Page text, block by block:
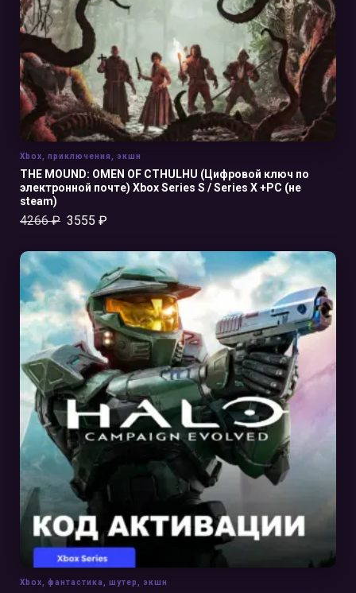
THE MOUND: OMEN OF CTHULHU (Цифровой ключ по
электронной почте) Xbox Series S / Series X +PC (не
steam)
4266₽ 3555 ₽
Xbox приключения экшн
В КОРЗИНУ
Xbox фантастика шутер экшн